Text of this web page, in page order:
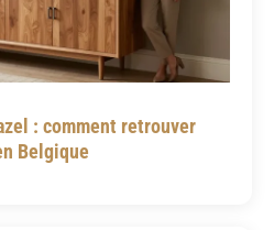
: comment retrouver
Belgique